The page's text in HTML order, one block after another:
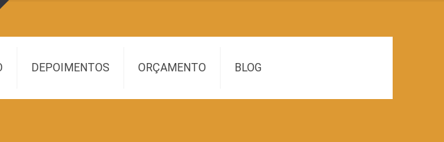
DEPOIMENTOS ORÇAMENTO BLOG